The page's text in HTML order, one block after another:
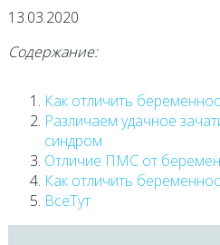
13.03.2020
Содержание:
Как отличить
Различаем удачное
синдром
Отличие ПМС от
Как отличить
ВсёТут